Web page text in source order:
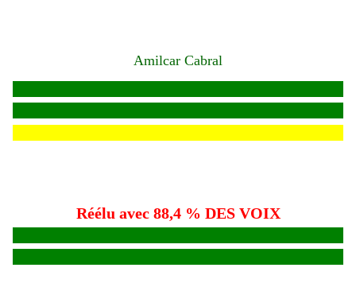
Amilcar Cabral
Réélu avec 88,4 % DES VOIX